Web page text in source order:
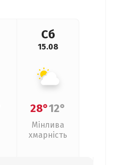
Сб
15.08
28°12°
Мінлива
хмарність